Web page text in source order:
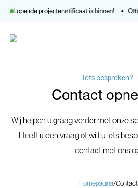
Lopende projecten
ons ISO 9001-certificaat is binnen!
Metaal
Consultancy
Contact
Iets bespreken?
Contact
Wij helpen u graag verder met onze
Heeft u een vraag of wilt u iets
contact met ons
Homepagina/Contact